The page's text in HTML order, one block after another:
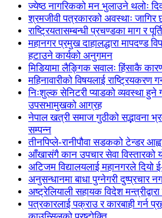
ज्येष्ठ नागरिकको मन भुलाउने थलोः
श्रमजीवी पत्रकारको अवस्थाः
राष्ट्रियतासम्बन्धी प्रचण्डका माग र
महानगर प्रमुख दाहालद्धारा मापदण्ड
हटाउने कार्यको अनुगमन
मिडियामा लैङ्गिक सवालः हिंसाकै
महिनावारीको विषयलाई
निःशुल्क सेनिटरी प्याडको व्यवस्था हुने
उपसभामुखको आग्रह
नेपाल खत्री समाज गुठीको सद्भावना
सम्पन्न
तीनपिप्ले-रानीपौवा सडकको टेन्डर
आँखासंगै कान उपचार सेवा विस्तारको
अटिजम विद्यालयलाई महानगरले दियो
अनुसन्धानमा बाधा पुग्नेगरी दुष्प्रचार
अष्ट्रेलियाली सहायक विदेश
पत्रकारलाई पक्राउ र कारबाही गर्न